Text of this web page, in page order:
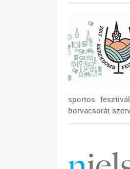
sportos
borvacsorát